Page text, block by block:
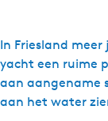
In Friesland
yacht een ruime
aan aangename
aan het water